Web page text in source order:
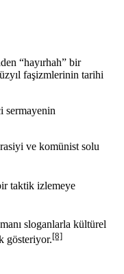
“hayırhah” bir
faşizmlerinin tarihi
sermayenin
ve komünist solu
taktik izlemeye
sloganlarla kültürel
gösteriyor.[8]